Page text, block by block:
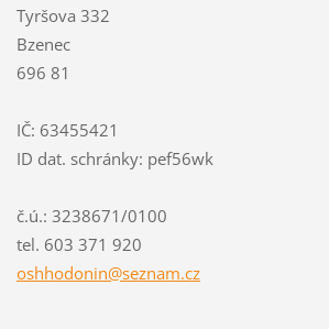
Tyršova 332
Bzenec
696 81
IČ: 63455421
ID dat. schránky: pef56wk
č.ú.: 3238671/0100
tel. 603 371 920
oshhodonin@seznam.cz